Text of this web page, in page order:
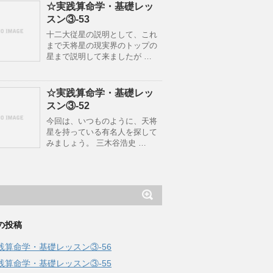
☆実践算命学・基礎レッ
スン③-53
十二大従星の説明として、これ
まで天将星の現実界のトップの
星まで説明して来ましたが …
☆実践算命学・基礎レッ
スン③-52
今回は、いつものように、天将
星を持っている有名人を探して
みましょう。 三木谷浩史 …
投稿
算命学・基礎レッスン③-56
算命学・基礎レッスン③-55